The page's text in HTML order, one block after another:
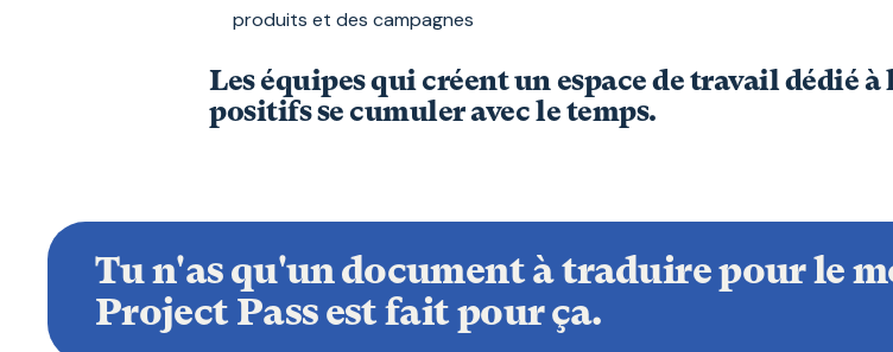
produits et des campagnes
Les équipes qui créent un espace de travail dédié
positifs se cumuler avec le temps.
Tu n'as qu'un document à traduire pour le
Project Pass est fait pour ça.